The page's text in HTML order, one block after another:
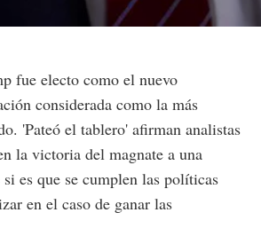
fue electo como el nuevo
considerada como la más
'Pateó el tablero' afirman analistas
la victoria del magnate a una
es que se cumplen las políticas
en el caso de ganar las